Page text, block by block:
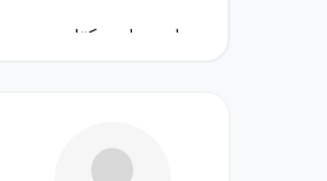
او در این کتاب، در
شخصیت کیمیا و